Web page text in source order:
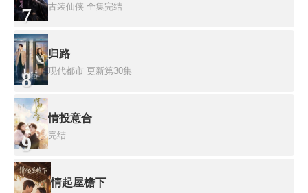
7 古装仙侠 全集完结
8
归路
现代都市 更新第30集
9
情投意合
完结
情起屋檐下